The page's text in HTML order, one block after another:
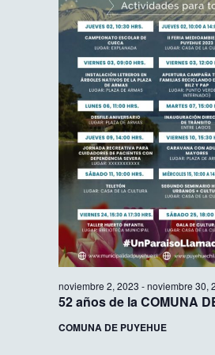
52 años de la COMUNA
noviembre 2, 2023 -noviembre 30,
COMUNA DE PUYEHUE